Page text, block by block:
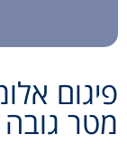
מטר